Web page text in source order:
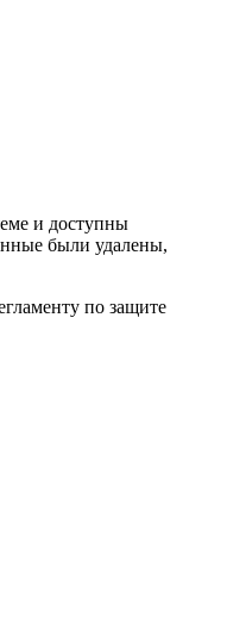
и доступны
были удалены,
по защите